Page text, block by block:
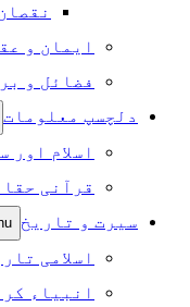
ایمان و
فضائل و
دلچسپ معلومات
اسلام اور
قرآنی
سیرت و تاریخ
اسلامی
انبیاء